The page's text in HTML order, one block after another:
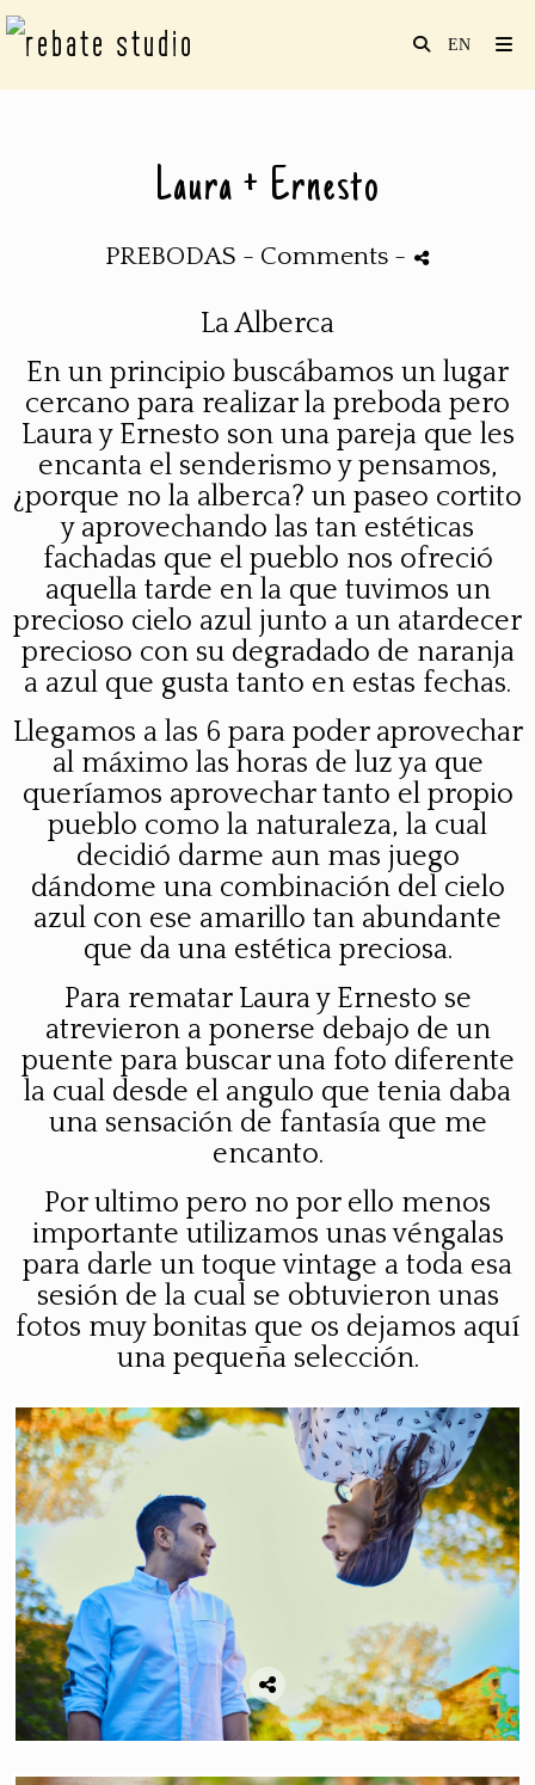
Laura + Ernesto
PREBODAS - Comments -
La Alberca
En un principio buscábamos un lugar
cercano para realizar la preboda pero
Laura y Ernesto son una pareja que les
encanta el senderismo y pensamos,
¿porque no la alberca? un paseo cortito
y aprovechando las tan estéticas
fachadas que el pueblo nos ofreció
aquella tarde en la que tuvimos un
precioso cielo azul junto a un atardecer
precioso con su degradado de naranja
a azul que gusta tanto en estas fechas.
Llegamos a las 6 para poder aprovechar
al máximo las horas de luz ya que
queríamos aprovechar tanto el propio
pueblo como la naturaleza, la cual
decidió darme aun mas juego
dándome una combinación del cielo
azul con ese amarillo tan abundante
que da una estética preciosa.
Para rematar Laura y Ernesto se
atrevieron a ponerse debajo de un
puente para buscar una foto diferente
la cual desde el angulo que tenia daba
una sensación de fantasía que me
encanto.
Por ultimo pero no por ello menos
importante utilizamos unas véngalas
para darle un toquevintage a toda esa
sesión de la cual se obtuvieron unas
fotos muy bonitas que os dejamos aquí
una pequeña selección.